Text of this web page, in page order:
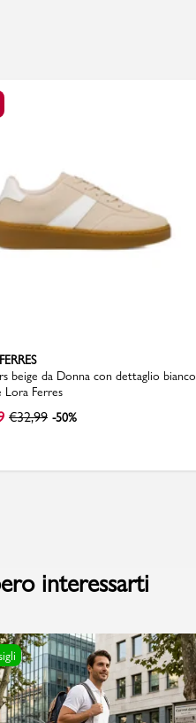
beige da Donna con dettaglio bianco
Lora Ferres
€32,99 -50%
interessarti